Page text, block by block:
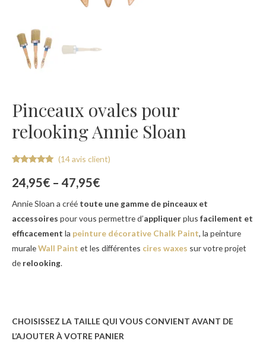
Pinceaux ovales pour
relooking Annie Sloan
sur 5
basé sur
client
(14avis client)
24,95€ –47,95€
Annie Sloan a créé toute une gamme de pinceaux et
accessoires pour vous permettre d’appliquerplus facilement et
efficacement la peinture décorative Chalk Paint, la peinture
muraleWall Paint et les différentes cires waxes sur votre projet
de relooking.
CHOISISSEZ LA TAILLE QUI VOUS CONVIENT AVANT DE
L’AJOUTER À VOTRE PANIER